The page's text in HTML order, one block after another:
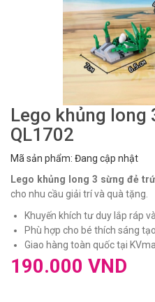
Lego khủng long
QL1702
Mã sản phẩm: Đang cập nhật
Lego khủng long 3 sừng đẻ
cho nhu cầu giải trí và quà tặng.
Khuyến khích tư duy lắp ráp
Phù hợp cho bé thích sáng
Giao hàng toàn quốc tại
190.000 VND